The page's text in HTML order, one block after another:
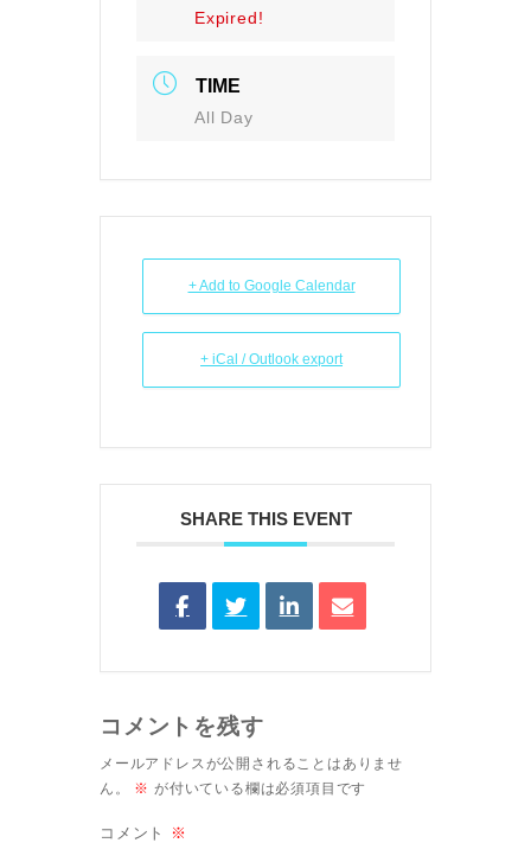
Expired!
TIME
All Day
+ Add to Google Calendar
+ iCal / Outlook export
SHARE THIS EVENT
コメントを残す
メールアドレスが公開されることはありませ
ん。
※ が付いている欄は必須項目です
コメント ※